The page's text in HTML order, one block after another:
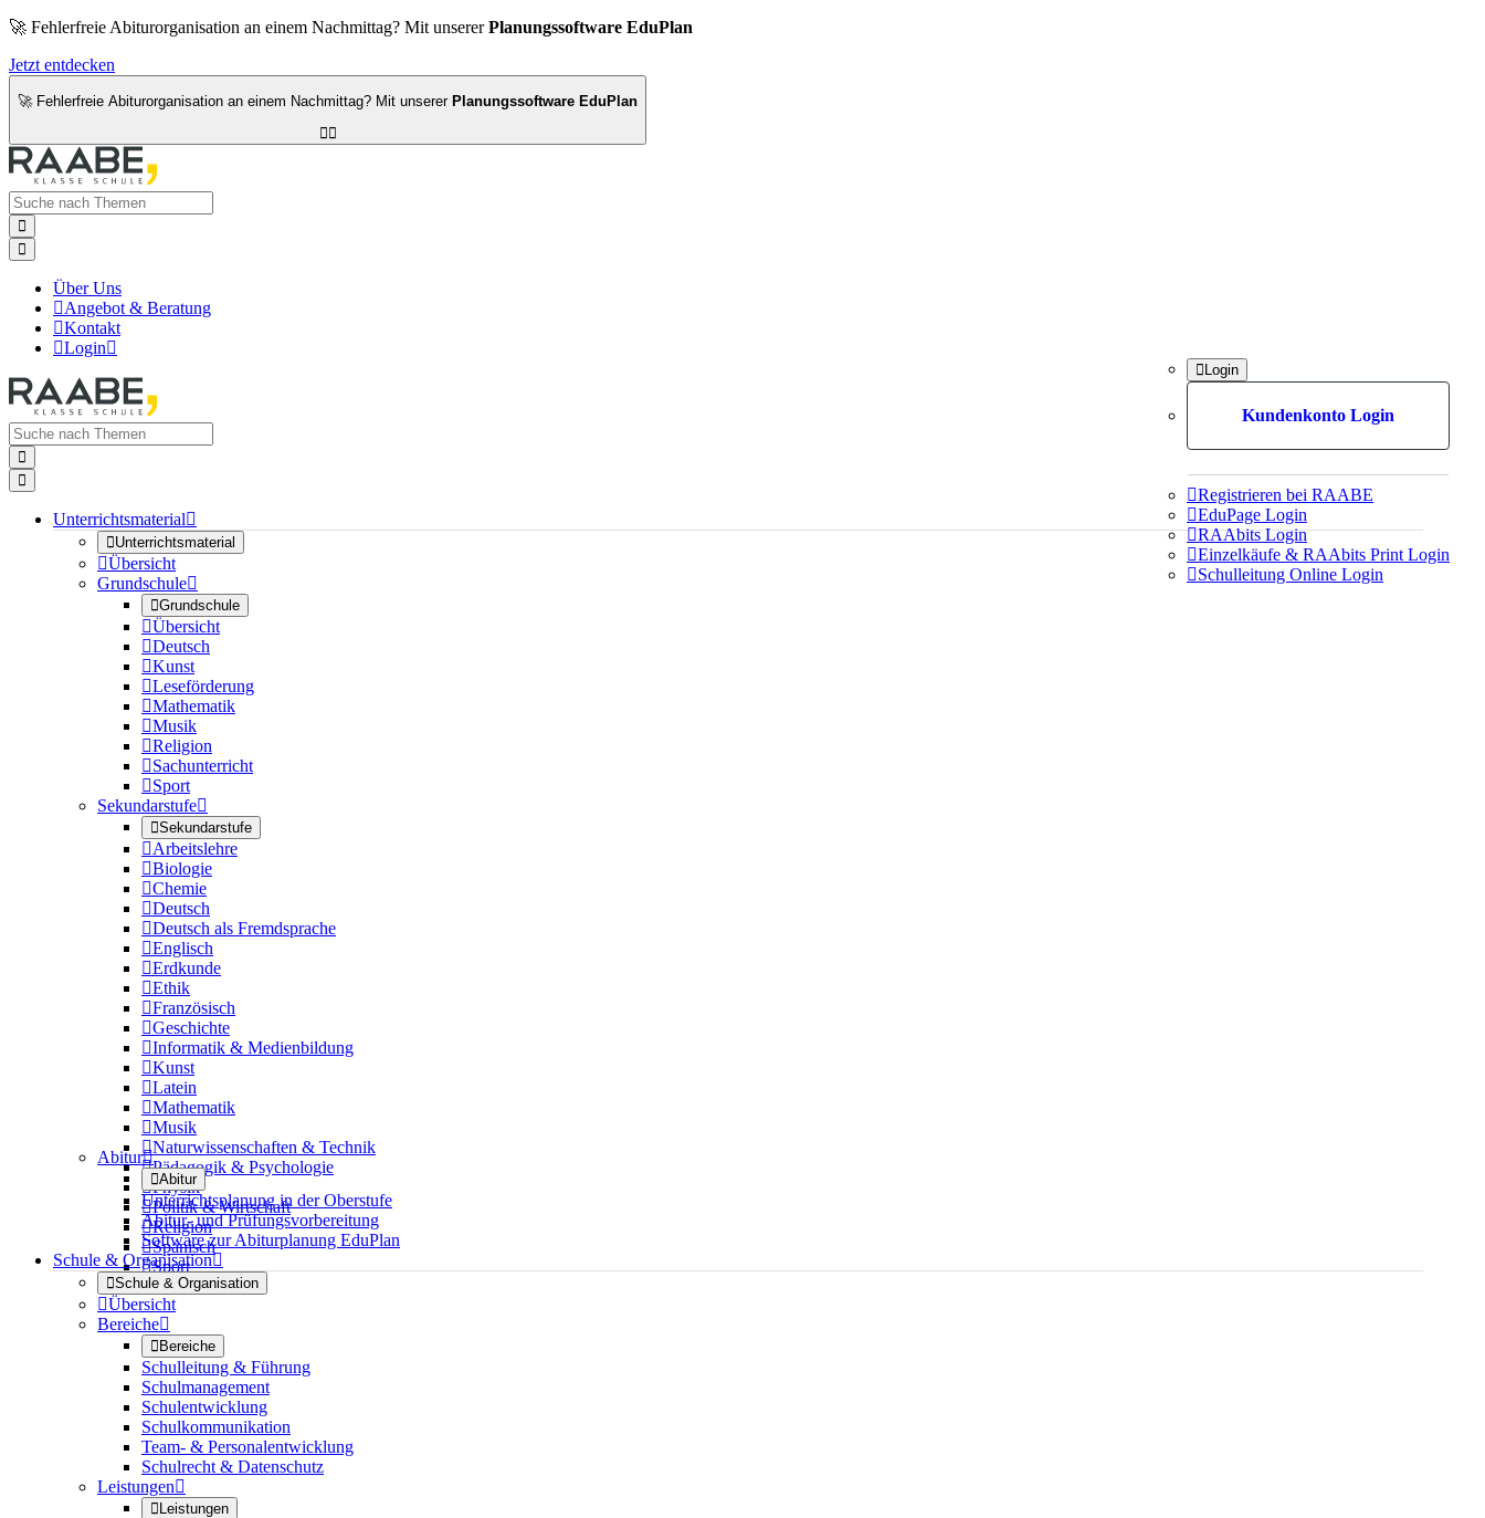
🚀 Fehlerfreie Abiturorganisation an einem Nachmittag? Mit unsererPlanungssoftware EduPlan
Jetzt entdecken
🚀 Fehlerfreie Abiturorganisation an einem Nachmittag? Mit unserer Planungssoftware EduPlan



Über Uns
Angebot & Beratung
Kontakt
Login
Login
Kundenkonto Login
Registrieren bei RAABE
EduPage Login
RAAbits Login
Einzelkäufe & RAAbits Print Login
Schulleitung Online Login


Unterrichtsmaterial
Unterrichtsmaterial
Übersicht
Grundschule
Grundschule
Übersicht
Deutsch
Kunst
Leseförderung
Mathematik
Musik
Religion
Sachunterricht
Sport
Sekundarstufe
Sekundarstufe
Arbeitslehre
Biologie
Chemie
Deutsch
Deutsch als Fremdsprache
Englisch
Erdkunde
Ethik
Französisch
Geschichte
Informatik & Medienbildung
Kunst
Latein
Mathematik
Musik
Naturwissenschaften & Technik
Pädagogik & Psychologie
Physik
Politik & Wirtschaft
Religion
Spanisch
Sport
Abitur
Abitur
Unterrichtsplanung in der Oberstufe
Abitur- und Prüfungsvorbereitung
Software zur Abiturplanung EduPlan
Schule & Organisation
Schule & Organisation
Übersicht
Bereiche
Bereiche
Schulleitung & Führung
Schulmanagement
Schulentwicklung
Schulkommunikation
Team- & Personalentwicklung
Schulrecht & Datenschutz
Leistungen
Leistungen